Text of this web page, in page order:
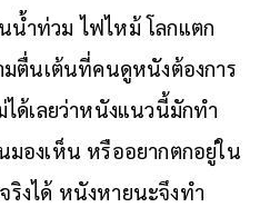
น้ำท่วม ไฟไหม้ โลกแตก
มตื่นเต้นที่คนดูหนังต้องการ
ได้เลยว่าหนังแนวนี้มักทำ
มองเห็น หรืออยากตกอยู่ใน
งได้ หนังหายนะจึงทำ